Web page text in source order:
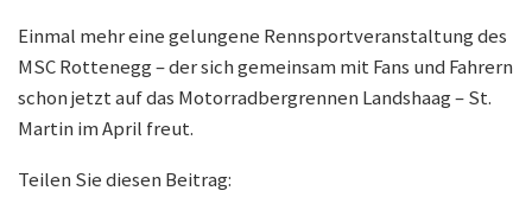
Einmal mehr eine gelungene Rennsportveranstaltung des
MSC Rottenegg – der sich gemeinsam mit Fans und Fahrern
schon jetzt auf das Motorradbergrennen Landshaag – St.
Martin im April freut.
Teilen Sie diesen Beitrag: